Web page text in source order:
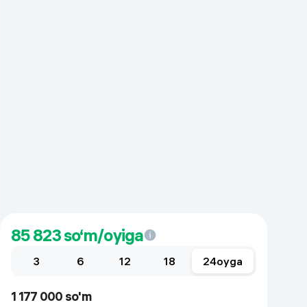
85 823so‘m/oyiga
3 6 12 18 24oyga
1 177 000 so'm